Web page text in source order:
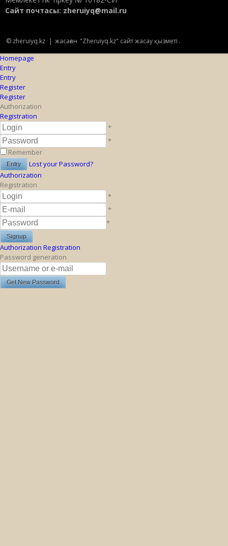
Сайт почтасы: zheruiyq@mail.ru
© zheruiyq.kz | жасаған "Zheruiyq.kz" сайт жасау қызметі .
Homepage
Entry
Entry
Register
Register
Authorization
Registration
*
*
Remember
Lost your Password?
Authorization
Registration
*
*
*
Authorization Registration
Password generation